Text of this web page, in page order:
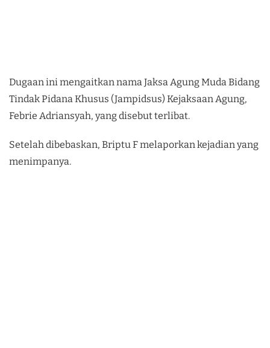
Dugaan ini mengaitkan nama Jaksa Agung Muda Bidang
Tindak Pidana Khusus (Jampidsus) Kejaksaan Agung,
Febrie Adriansyah, yang disebut terlibat.
Setelah dibebaskan, Briptu F melaporkan kejadian yang
menimpanya.